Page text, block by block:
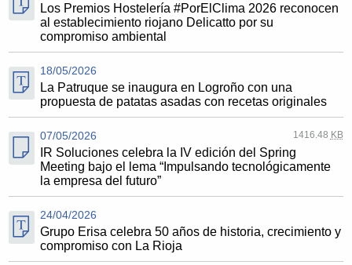
Los Premios Hostelería #PorElClima 2026 reconocen
al establecimiento riojano Delicatto por su
compromiso ambiental
18/05/2026
La Patruque se inaugura en Logroño con una
propuesta de patatas asadas con recetas originales
07/05/2026 1416.48 KB
IR Soluciones celebra la IV edición del Spring
Meeting bajo el lema “Impulsando tecnológicamente
la empresa del futuro”
24/04/2026
Grupo Erisa celebra 50 años de historia, crecimiento y
compromiso con La Rioja